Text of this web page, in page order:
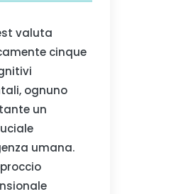
valuta
cinque
ognuno
un
umana.